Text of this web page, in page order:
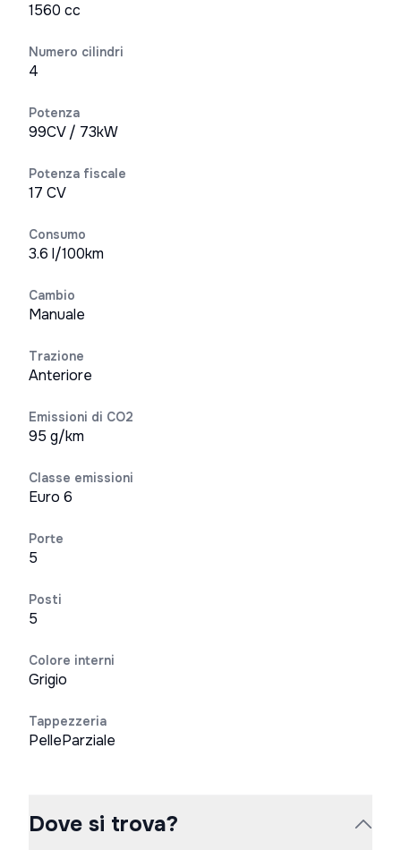
1560 cc
Numero cilindri
4
Potenza
99CV / 73kW
Potenza fiscale
17 CV
Consumo
3.6 l/100km
Cambio
Manuale
Trazione
Anteriore
Emissioni di CO2
95 g/km
Classe emissioni
Euro 6
Porte
5
Posti
5
Colore interni
Grigio
Tappezzeria
PelleParziale
Dove si trova?